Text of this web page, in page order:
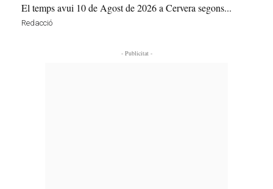
El temps avui 10 de Agost de 2026 a Cervera segons...
Redacció
- Publicitat -